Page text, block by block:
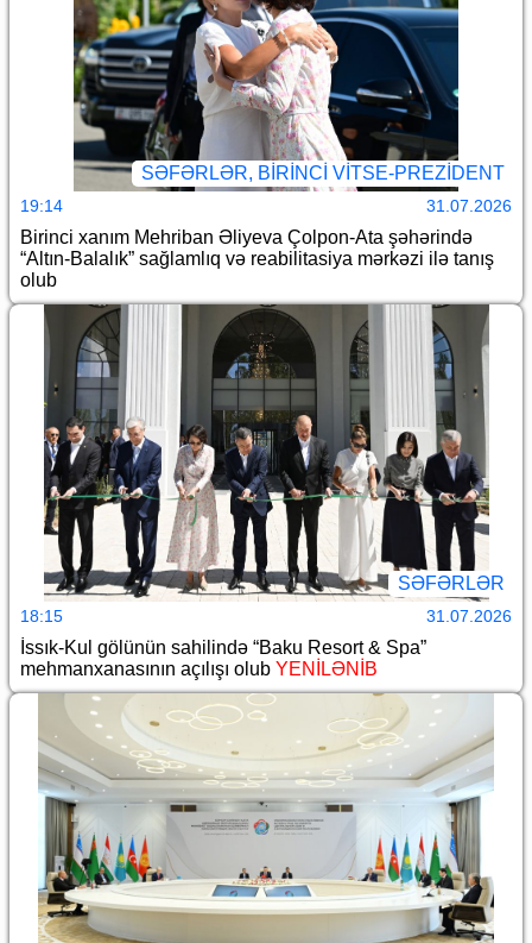
SƏFƏRLƏR, BIRINCI VITSE-PREZIDENT
19:14 31.07.2026
Birinci xanım Mehriban Əliyeva Çolpon-Ata şəhərində
“Altın-Balalık” sağlamlıq və reabilitasiya mərkəzi ilə tanış
olub
SƏFƏRLƏR
18:15 31.07.2026
İssık-Kul gölünün sahilində “Baku Resort & Spa”
mehmanxanasının açılışı olub YENİLƏNİB